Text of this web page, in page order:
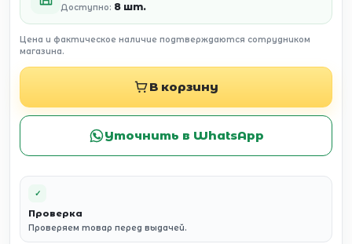
Доступно: 8 шт.
Цена и фактическое наличие подтверждаются сотрудником
магазина.
В корзину
Уточнить в WhatsApp
✓
Проверка
Проверяем товар перед выдачей.